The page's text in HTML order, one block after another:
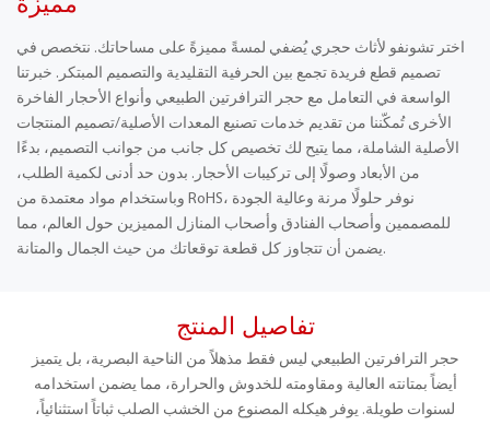
مميزة
اختر تشونفو لأثاث حجري يُضفي لمسةً مميزةً على مساحاتك. نتخصص في
تصميم قطع فريدة تجمع بين الحرفية التقليدية والتصميم المبتكر. خبرتنا
الواسعة في التعامل مع حجر الترافرتين الطبيعي وأنواع الأحجار الفاخرة
الأخرى تُمكّننا من تقديم خدمات تصنيع المعدات الأصلية/تصميم المنتجات
الأصلية الشاملة، مما يتيح لك تخصيص كل جانب من جوانب التصميم، بدءًا
من الأبعاد وصولًا إلى تركيبات الأحجار. بدون حد أدنى لكمية الطلب،
وباستخدام مواد معتمدة من RoHS، نوفر حلولًا مرنة وعالية الجودة
للمصممين وأصحاب الفنادق وأصحاب المنازل المميزين حول العالم، مما
يضمن أن تتجاوز كل قطعة توقعاتك من حيث الجمال والمتانة.
تفاصيل المنتج
حجر الترافرتين الطبيعي ليس فقط مذهلاً من الناحية البصرية، بل يتميز
أيضاً بمتانته العالية ومقاومته للخدوش والحرارة، مما يضمن استخدامه
لسنوات طويلة. يوفر هيكله المصنوع من الخشب الصلب ثباتاً استثنائياً،